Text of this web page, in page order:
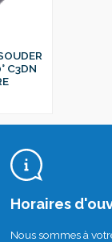
C3DN
Horaires
Nous sommes à